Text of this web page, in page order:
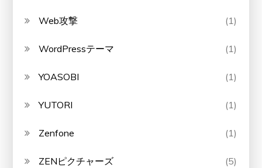
Web攻撃 (1)
WordPressテーマ (1)
YOASOBI (1)
YUTORI (1)
Zenfone (1)
ZENピクチャーズ (5)